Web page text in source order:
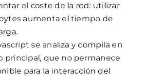
el coste de la red: utilizar
aumenta el tiempo de
se analiza y compila en
principal, que no permanece
para la interacción del